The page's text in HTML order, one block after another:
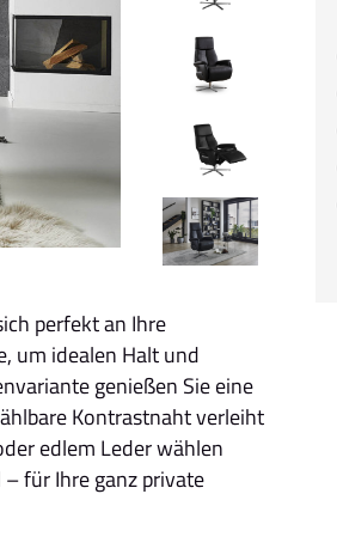
perfekt an Ihre
um idealen Halt und
genießen Sie eine
Kontrastnaht verleiht
edlem Leder wählen
für Ihre ganz private